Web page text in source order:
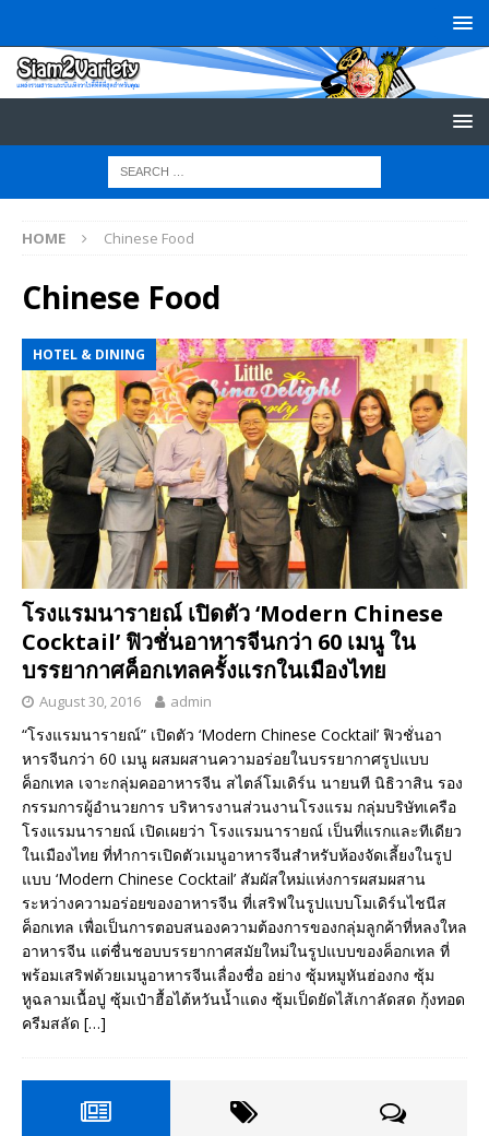
HOME Chinese Food
Chinese Food
HOTEL & DINING
โรงแรมนารายณ์ เปิดตัว ‘Modern Chinese
Cocktail’ ฟิวชั่นอาหารจีนกว่า 60 เมนู ใน
บรรยากาศค็อกเทลครั้งแรกในเมืองไทย
August 30, 2016 admin
“โรงแรมนารายณ์” เปิดตัว ‘Modern Chinese Cocktail’ ฟิวชั่นอา
หารจีนกว่า 60 เมนู ผสมผสานความอร่อยในบรรยากาศรูปแบบ
ค็อกเทล เจาะกลุ่มคออาหารจีน สไตล์โมเดิร์น นายนที นิธิวาสิน รอง
กรรมการผู้อำนวยการ บริหารงานส่วนงานโรงแรม กลุ่มบริษัทเครือ
โรงแรมนารายณ์ เปิดเผยว่า โรงแรมนารายณ์ เป็นที่แรกและทีเดียว
ในเมืองไทย ที่ทำการเปิดตัวเมนูอาหารจีนสำหรับห้องจัดเลี้ยงในรูป
แบบ ‘Modern Chinese Cocktail’ สัมผัสใหม่แห่งการผสมผสาน
ระหว่างความอร่อยของอาหารจีน ที่เสริฟในรูปแบบโมเดิร์นไชนีส
ค็อกเทล เพื่อเป็นการตอบสนองความต้องการของกลุ่มลูกค้าที่หลงใหล
อาหารจีน แต่ชื่นชอบบรรยากาศสมัยใหม่ในรูปแบบของค็อกเทล ที่
พร้อมเสริฟด้วยเมนูอาหารจีนเลื่องชื่อ อย่าง ซุ้มหมูหันฮ่องกง ซุ้ม
หูฉลามเนื้อปู ซุ้มเป๋าฮื้อไต้หวันน้ำแดง ซุ้มเป็ดยัดไส้เกาลัดสด กุ้งทอด
ครีมสลัด […]